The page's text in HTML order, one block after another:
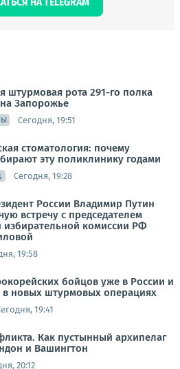
НА TELEGRAM
штурмовая рота 291-го полка
Запорожье
Сегодня, 19:51
стоматология: почему
эту поликлинику годами
Сегодня, 19:28
России Владимир Путин
встречу с председателем
избирательной комиссии РФ
19:58
бойцов уже в России и
в новых штурмовых операциях
19:41
Как пустынный архипелаг
и Вашингтон
20:12